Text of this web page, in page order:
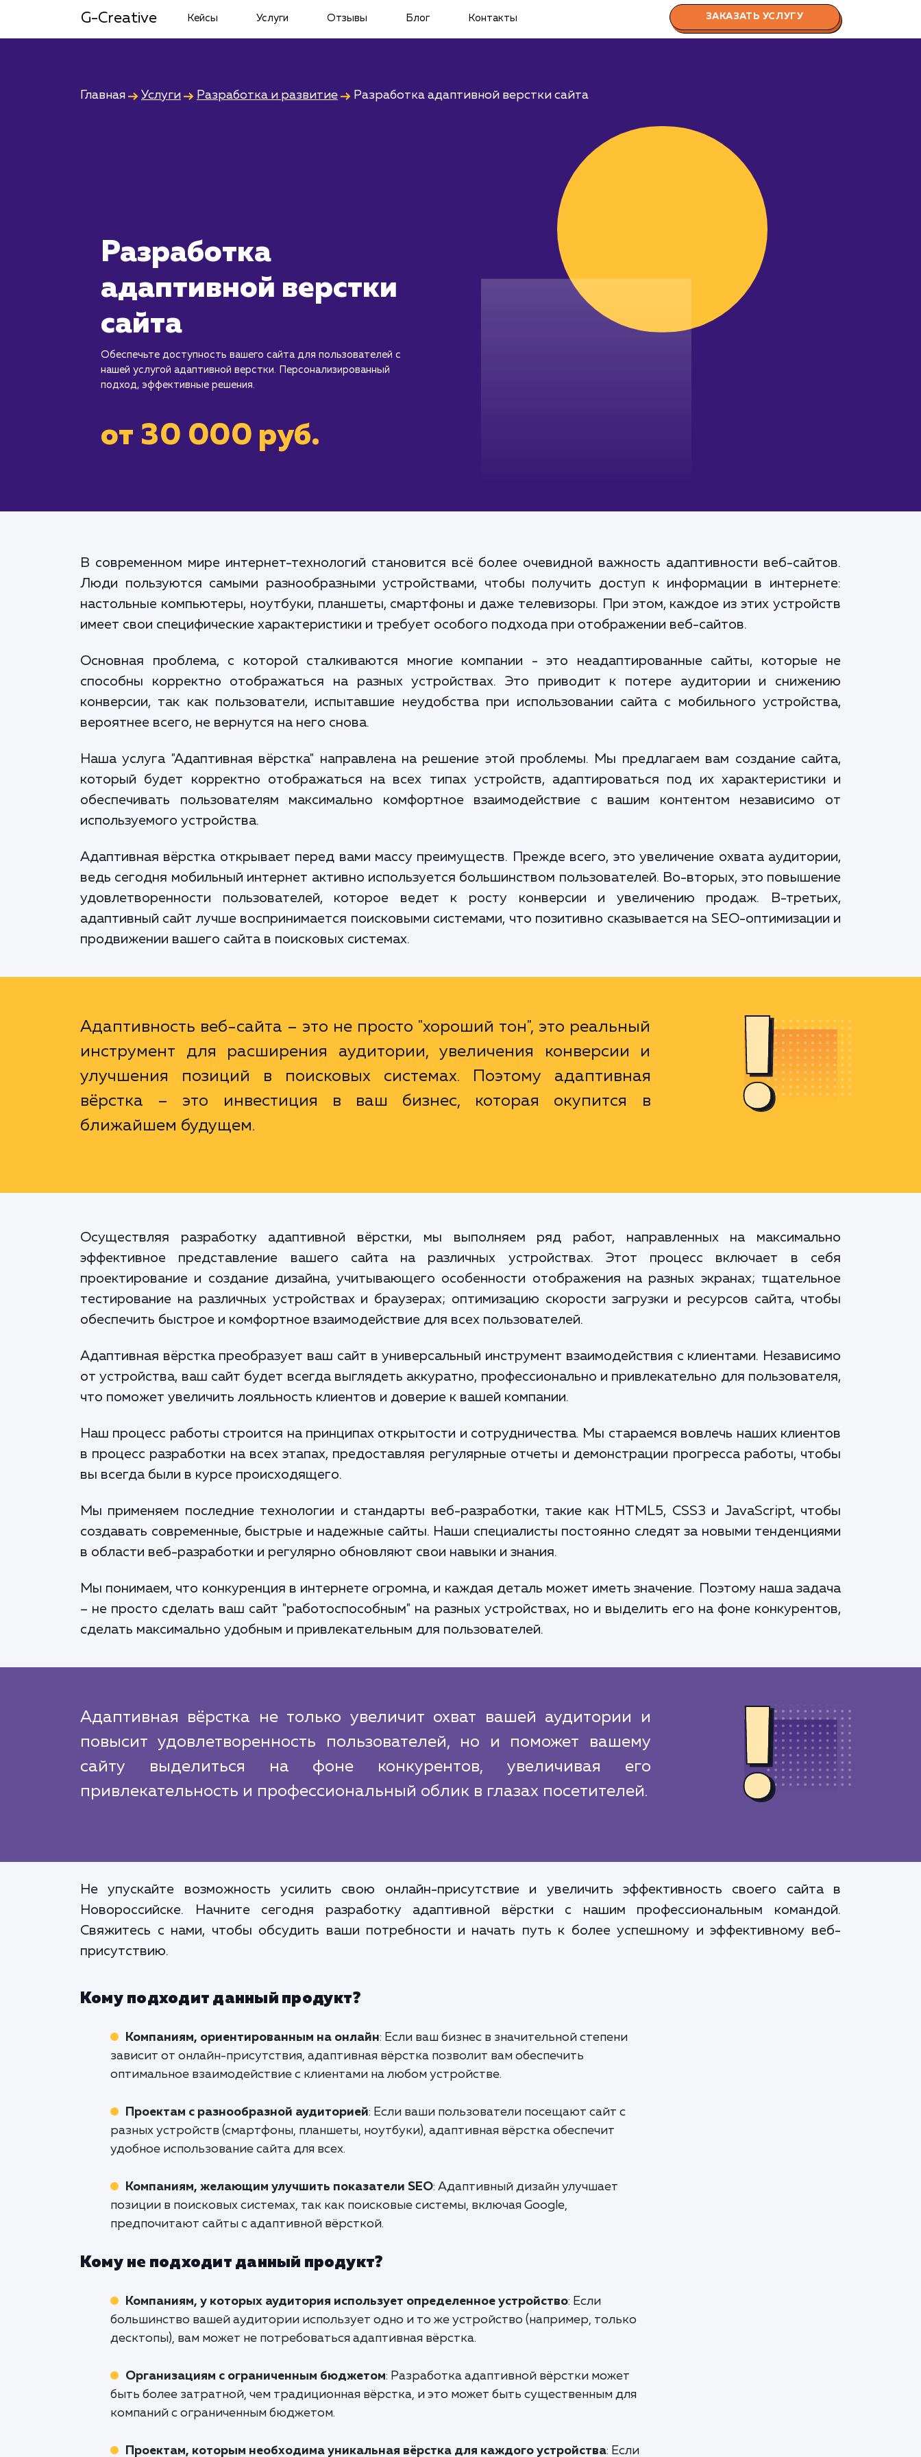
G-Creative Кейсы Услуги Отзывы Блог Контакты ЗАКАЗАТЬ УСЛУГУ
Главная Услуги Разработка и развитие Разработка адаптивной верстки сайта
Разработка
адаптивной верстки
сайта
Обеспечьте доступность вашего сайта для пользователей с
нашей услугой адаптивной верстки. Персонализированный
подход, эффективные решения.
от 30 000 руб.
В современном мире интернет-технологий становится всё более очевидной важность адаптивности веб-сайтов.
Люди пользуются самыми разнообразными устройствами, чтобы получить доступ к информации в интернете:
настольные компьютеры, ноутбуки, планшеты, смартфоны и даже телевизоры. При этом, каждое из этих устройств
имеет свои специфические характеристики и требует особого подхода при отображении веб-сайтов.
Основная проблема, с которой сталкиваются многие компании - это неадаптированные сайты, которые не
способны корректно отображаться на разных устройствах. Это приводит к потере аудитории и снижению
конверсии, так как пользователи, испытавшие неудобства при использовании сайта с мобильного устройства,
вероятнее всего, не вернутся на него снова.
Наша услуга "Адаптивная вёрстка" направлена на решение этой проблемы. Мы предлагаем вам создание сайта,
который будет корректно отображаться на всех типах устройств, адаптироваться под их характеристики и
обеспечивать пользователям максимально комфортное взаимодействие с вашим контентом независимо от
используемого устройства.
Адаптивная вёрстка открывает перед вами массу преимуществ. Прежде всего, это увеличение охвата аудитории,
ведь сегодня мобильный интернет активно используется большинством пользователей. Во-вторых, это повышение
удовлетворенности пользователей, которое ведет к росту конверсии и увеличению продаж. В-третьих,
адаптивный сайт лучше воспринимается поисковыми системами, что позитивно сказывается на SEO-оптимизации и
продвижении вашего сайта в поисковых системах.
Адаптивность веб-сайта – это не просто "хороший тон", это реальный
инструмент для расширения аудитории, увеличения конверсии и
улучшения позиций в поисковых системах. Поэтому адаптивная
вёрстка – это инвестиция в ваш бизнес, которая окупится в
ближайшем будущем.
Осуществляя разработку адаптивной вёрстки, мы выполняем ряд работ, направленных на максимально
эффективное представление вашего сайта на различных устройствах. Этот процесс включает в себя
проектирование и создание дизайна, учитывающего особенности отображения на разных экранах; тщательное
тестирование на различных устройствах и браузерах; оптимизацию скорости загрузки и ресурсов сайта, чтобы
обеспечить быстрое и комфортное взаимодействие для всех пользователей.
Адаптивная вёрстка преобразует ваш сайт в универсальный инструмент взаимодействия с клиентами. Независимо
от устройства, ваш сайт будет всегда выглядеть аккуратно, профессионально и привлекательно для пользователя,
что поможет увеличить лояльность клиентов и доверие к вашей компании.
Наш процесс работы строится на принципах открытости и сотрудничества. Мы стараемся вовлечь наших клиентов
в процесс разработки на всех этапах, предоставляя регулярные отчеты и демонстрации прогресса работы, чтобы
вы всегда были в курсе происходящего.
Мы применяем последние технологии и стандарты веб-разработки, такие как HTML5, CSS3 и JavaScript, чтобы
создавать современные, быстрые и надежные сайты. Наши специалисты постоянно следят за новыми тенденциями
в области веб-разработки и регулярно обновляют свои навыки и знания.
Мы понимаем, что конкуренция в интернете огромна, и каждая деталь может иметь значение. Поэтому наша задача
– не просто сделать ваш сайт "работоспособным" на разных устройствах, но и выделить его на фоне конкурентов,
сделать максимально удобным и привлекательным для пользователей.
Адаптивная вёрстка не только увеличит охват вашей аудитории и
повысит удовлетворенность пользователей, но и поможет вашему
сайту выделиться на фоне конкурентов, увеличивая его
привлекательность и профессиональный облик в глазах посетителей.
Не упускайте возможность усилить свою онлайн-присутствие и увеличить эффективность своего сайта в
Новороссийске. Начните сегодня разработку адаптивной вёрстки с нашим профессиональным командой.
Свяжитесь с нами, чтобы обсудить ваши потребности и начать путь к более успешному и эффективному веб-
присутствию.
Кому подходит данный продукт?
Компаниям, ориентированным на онлайн: Если ваш бизнес в значительной степени
зависит от онлайн-присутствия, адаптивная вёрстка позволит вам обеспечить
оптимальное взаимодействие с клиентами на любом устройстве.
Проектам с разнообразной аудиторией: Если ваши пользователи посещают сайт с
разных устройств (смартфоны, планшеты, ноутбуки), адаптивная вёрстка обеспечит
удобное использование сайта для всех.
Компаниям, желающим улучшить показатели SEO: Адаптивный дизайн улучшает
позиции в поисковых системах, так как поисковые системы, включая Google,
предпочитают сайты с адаптивной вёрсткой.
Кому не подходит данный продукт?
Компаниям, у которых аудитория использует определенное устройство: Если
большинство вашей аудитории использует одно и то же устройство (например, только
десктопы), вам может не потребоваться адаптивная вёрстка.
Организациям с ограниченным бюджетом: Разработка адаптивной вёрстки может
быть более затратной, чем традиционная вёрстка, и это может быть существенным для
компаний с ограниченным бюджетом.
Проектам, которым необходима уникальная вёрстка для каждого устройства: Если